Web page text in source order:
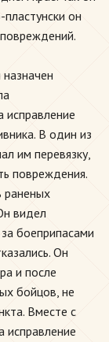
он
исправление
В один из
им перевязку,
повреждения.
раненых
видел
боеприпасами
Он
и после
бойцов, не
Вместе с
исправление